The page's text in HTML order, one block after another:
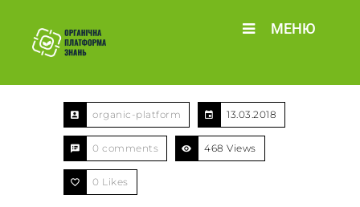
МЕНЮ
organic-platform 13.03.2018
0 comments 468 Views
0 Likes